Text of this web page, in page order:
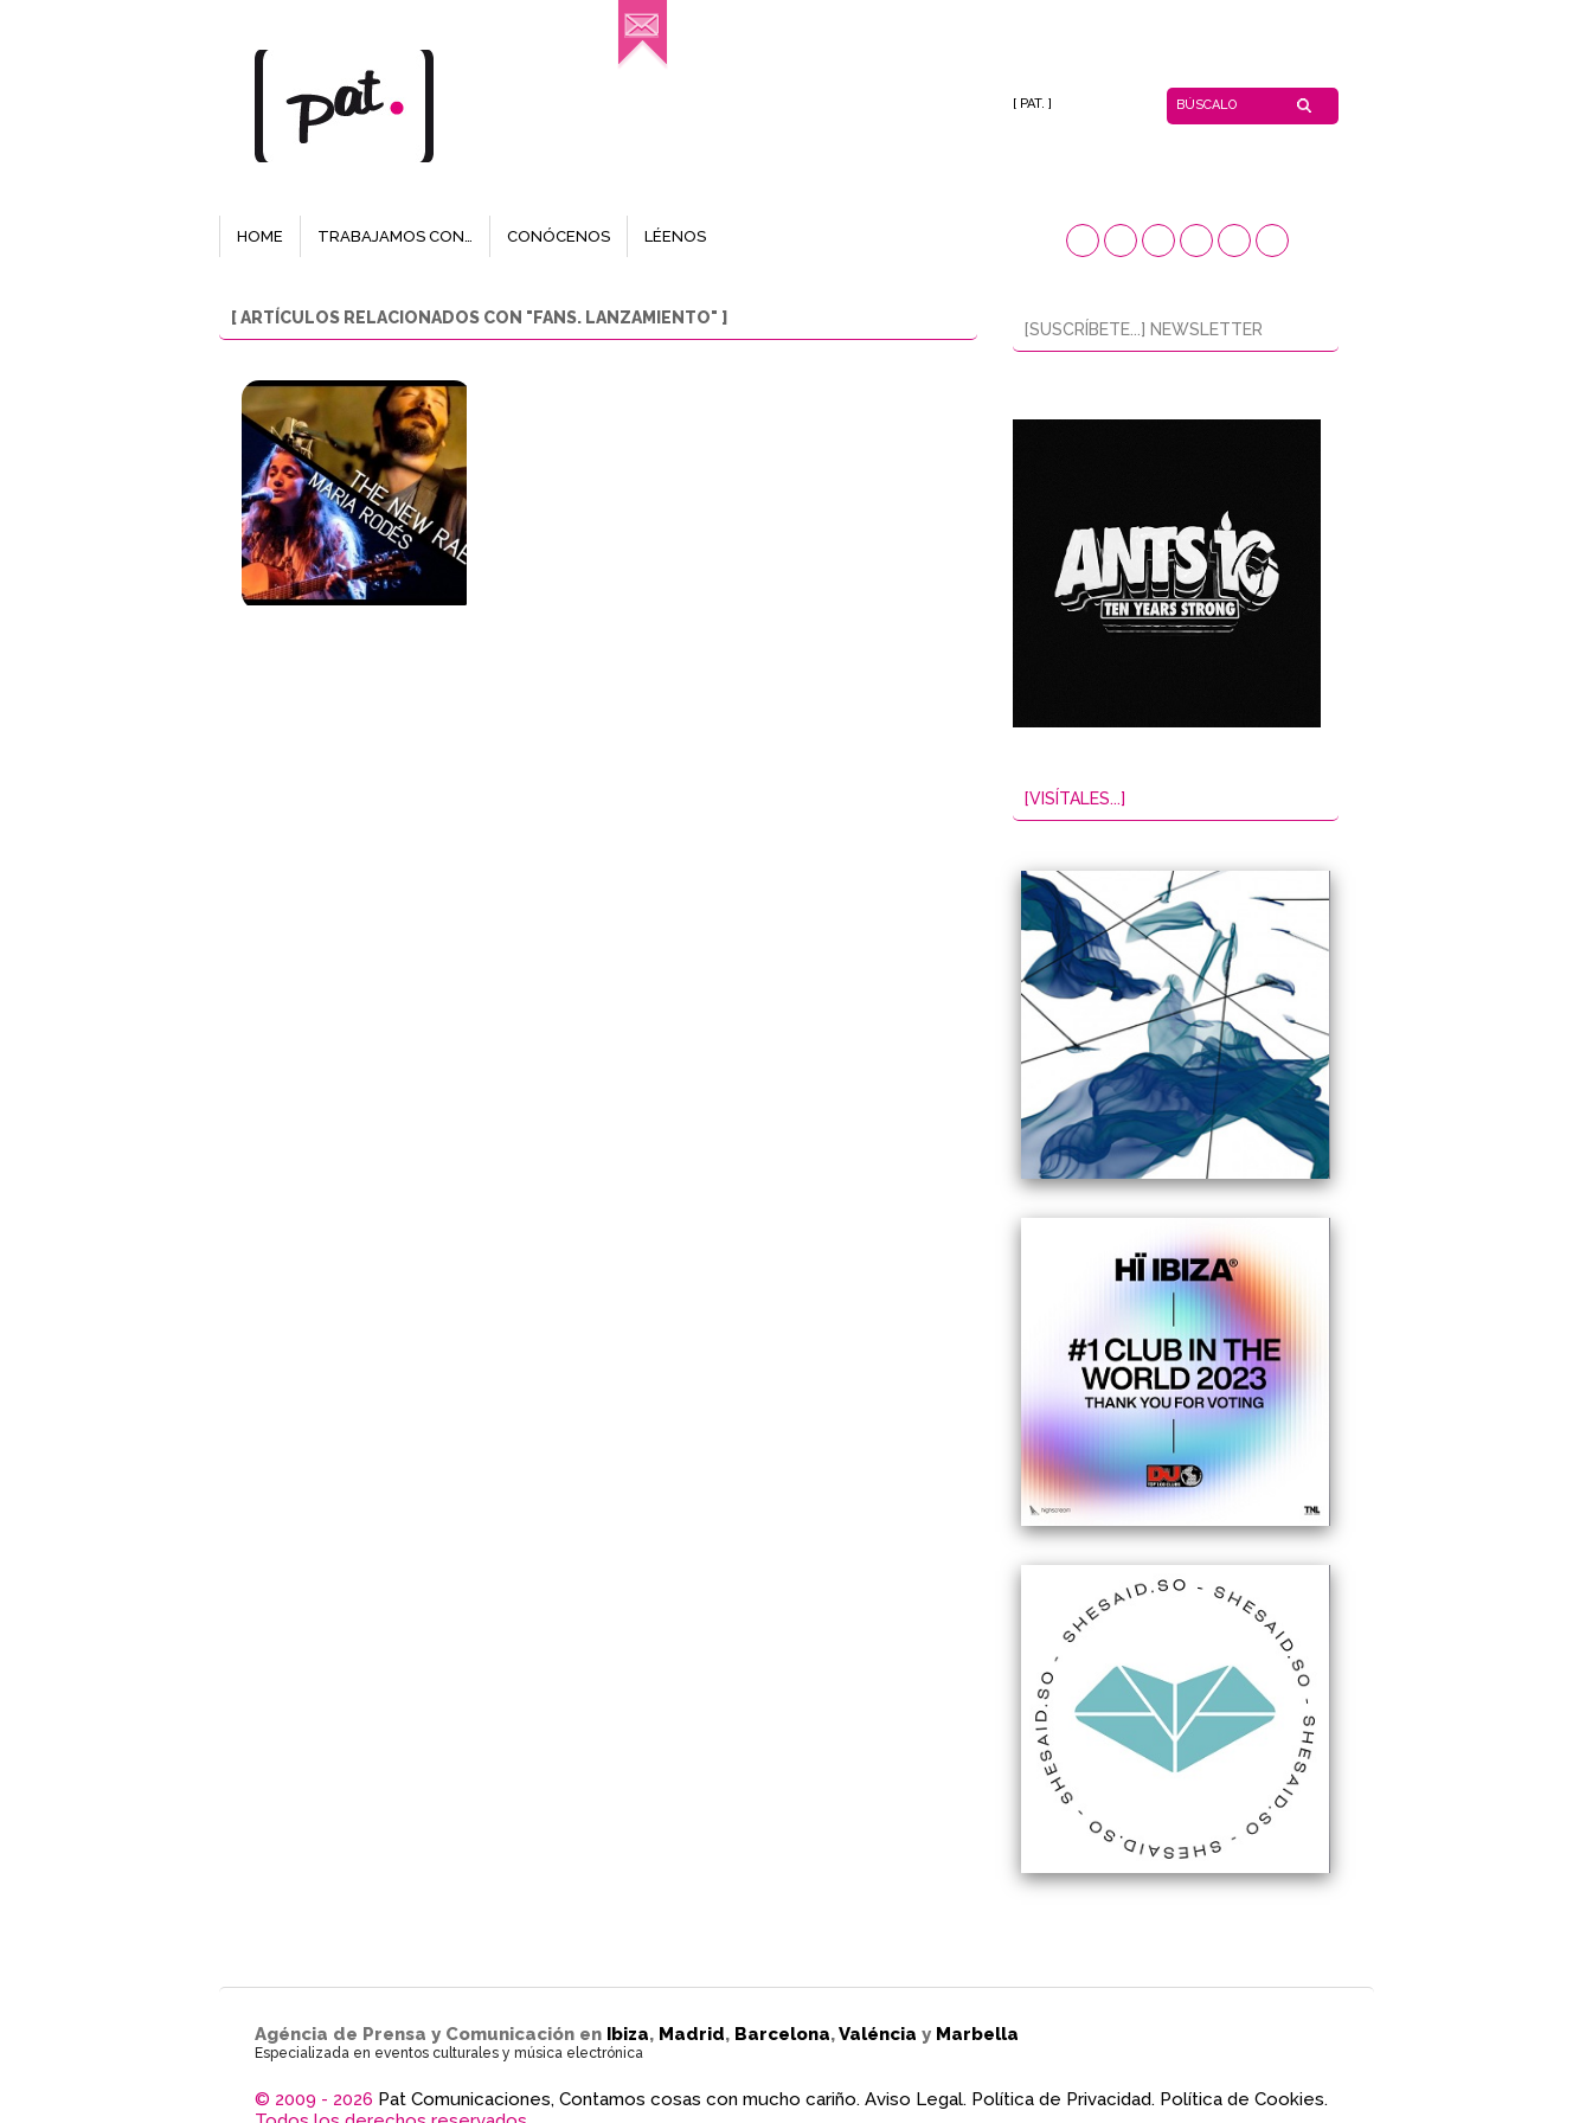
[ PAT. ]
HOME TRABAJAMOS CON… CONÓCENOS LÉENOS
[ ARTÍCULOS RELACIONADOS CON "FANS. LANZAMIENTO" ]
[SUSCRÍBETE...] NEWSLETTER
[VISÍTALES...]
Agéncia de Prensa y Comunicación en Ibiza, Madrid, Barcelona,Valéncia y Marbella
Especializada en eventos culturales y música electrónica
© 2009 - 2026 Pat Comunicaciones, Contamos cosas con mucho cariño. Aviso Legal. Política de Privacidad. Política de Cookies.